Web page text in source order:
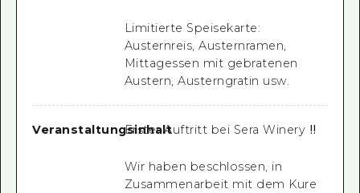
Limitierte Speisekarte:
Austernreis, Austernramen,
Mittagessen mit gebratenen
Austern, Austerngratin usw.
VeranstaltungsinhaltErster Auftritt bei Sera Winery ‼
Wir haben beschlossen, in
Zusammenarbeit mit dem Kure